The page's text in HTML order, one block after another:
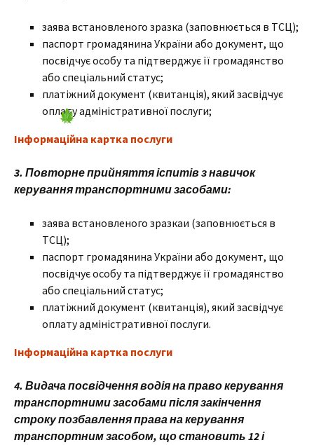
заява встановленого зразка (заповнюється в ТСЦ);
паспорт громадянина України або документ, що
посвідчує особу та підтверджує її громадянство
або спеціальний статус;
платіжний документ (квитанція), який засвідчує
оплату адміністративної послуги;
Інформаційна картка послуги
3. Повторне прийняття іспитів з навичок
керування транспортними засобами:
заява встановленого зразкаи (заповнюється в
ТСЦ);
паспорт громадянина України або документ, що
посвідчує особу та підтверджує її громадянство
або спеціальний статус;
платіжний документ (квитанція), який засвідчує
оплату адміністративної послуги.
Інформаційна картка послуги
4. Видача посвідчення водія на право керування
транспортними засобами після закінчення
строку позбавлення права на керування
транспортним засобом, що становить 12 і